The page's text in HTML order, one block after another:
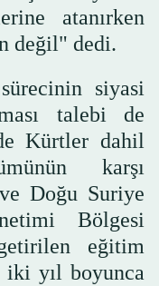
atanırken
değil" dedi.
siyasi
talebi de
Kürtler dahil
karşı
Doğu Suriye
Bölgesi
eğitim
iki yıl boyunca